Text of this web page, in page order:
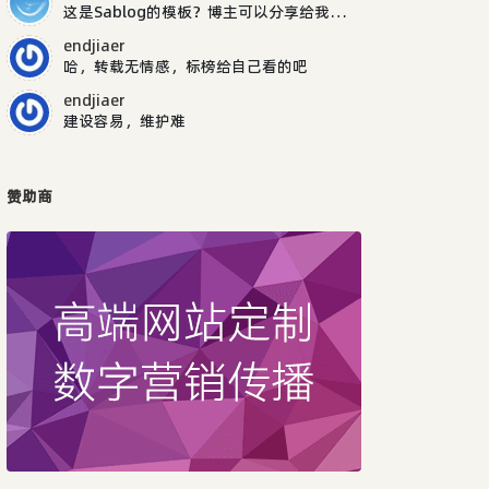
这是Sablog的模板？博主可以分享给我吗，谢谢
endjiaer
哈，转载无情感，标榜给自己看的吧
endjiaer
建设容易，维护难
赞助商